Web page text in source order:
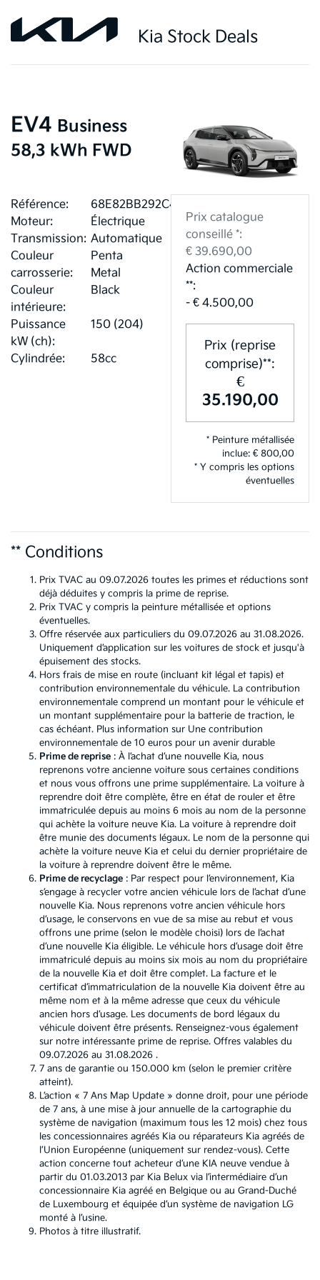
Kia Stock Deals
EV4 Business
58,3 kWh FWD
Référence:
68E82BB292C4B
Moteur:
Électrique
Transmission: Automatique
Couleur
carrosserie:
Penta
Metal
Couleur
intérieure:
Black
Puissance
kW (ch):
150 (204)
Cylindrée: 58cc
Prix catalogue
conseillé *:
€ 39.690,00
Action commerciale
**:
- € 4.500,00
Prix (reprise
comprise)**:
€
35.190,00
* Peinture métallisée
inclue: € 800,00
* Y compris les options
éventuelles
** Conditions
Prix TVAC au 09.07.2026 toutes les primes et réductions sont
déjà déduites y compris la prime de reprise.
Prix TVAC y compris la peinture métallisée et options
éventuelles.
Offre réservée aux particuliers du 09.07.2026 au 31.08.2026.
Uniquement d’application sur les voitures de stock et jusqu'à
épuisement des stocks.
Hors frais de mise en route (incluant kit légal et tapis) et
contribution environnementale du véhicule. La contribution
environnementale comprend un montant pour le véhicule et
un montant supplémentaire pour la batterie de traction, le
cas échéant. Plus information sur Une contribution
environnementale de 10 euros pour un avenir durable
Prime de reprise : À l’achat d’une nouvelle Kia, nous
reprenons votre ancienne voiture sous certaines conditions
et nous vous offrons une prime supplémentaire. La voiture à
reprendre doit être complète, être en état de rouler et être
immatriculée depuis au moins 6 mois au nom de la personne
qui achète la voiture neuve Kia. La voiture à reprendre doit
être munie des documents légaux. Le nom de la personne qui
achète la voiture neuve Kia et celui du dernier propriétaire de
la voiture à reprendre doivent être le même.
Prime de recyclage : Par respect pour l’environnement, Kia
s’engage à recycler votre ancien véhicule lors de l’achat d’une
nouvelle Kia. Nous reprenons votre ancien véhicule hors
d’usage, le conservons en vue de sa mise au rebut et vous
offrons une prime (selon le modèle choisi) lors de l’achat
d’une nouvelle Kia éligible. Le véhicule hors d’usage doit être
immatriculé depuis au moins six mois au nom du propriétaire
de la nouvelle Kia et doit être complet. La facture et le
certificat d’immatriculation de la nouvelle Kia doivent être au
même nom et à la même adresse que ceux du véhicule
ancien hors d’usage. Les documents de bord légaux du
véhicule doivent être présents. Renseignez-vous également
sur notre intéressante prime de reprise. Offres valables du
09.07.2026 au 31.08.2026 .
7 ans de garantie ou 150.000 km (selon le premier critère
atteint).
L’action « 7 Ans Map Update » donne droit, pour une période
de 7 ans, à une mise à jour annuelle de la cartographie du
système de navigation (maximum tous les 12 mois) chez tous
les concessionnaires agréés Kia ou réparateurs Kia agréés de
l’Union Européenne (uniquement sur rendez-vous). Cette
action concerne tout acheteur d’une KIA neuve vendue à
partir du 01.03.2013 par Kia Belux via l’intermédiaire d’un
concessionnaire Kia agréé en Belgique ou au Grand-Duché
de Luxembourg et équipée d’un système de navigation LG
monté à l’usine.
Photos à titre illustratif.